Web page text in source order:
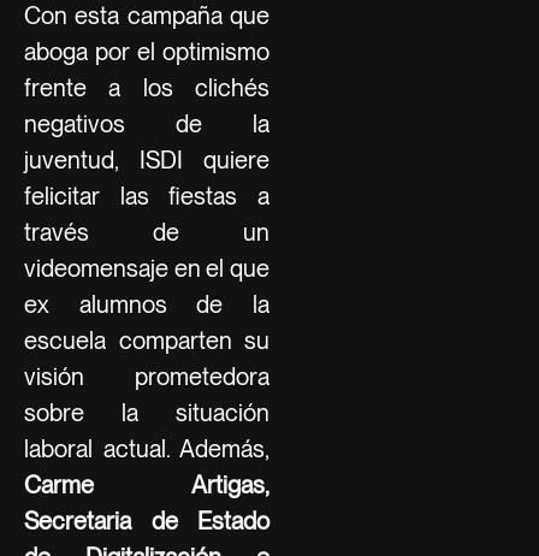
Con esta campaña que
aboga por el optimismo
frente a los clichés
negativos de la
juventud, ISDI quiere
felicitar las fiestas a
través de un
videomensaje en el que
ex alumnos de la
escuela comparten su
visión prometedora
sobre la situación
laboral actual. Además,
Carme Artigas,
Secretaria de Estado